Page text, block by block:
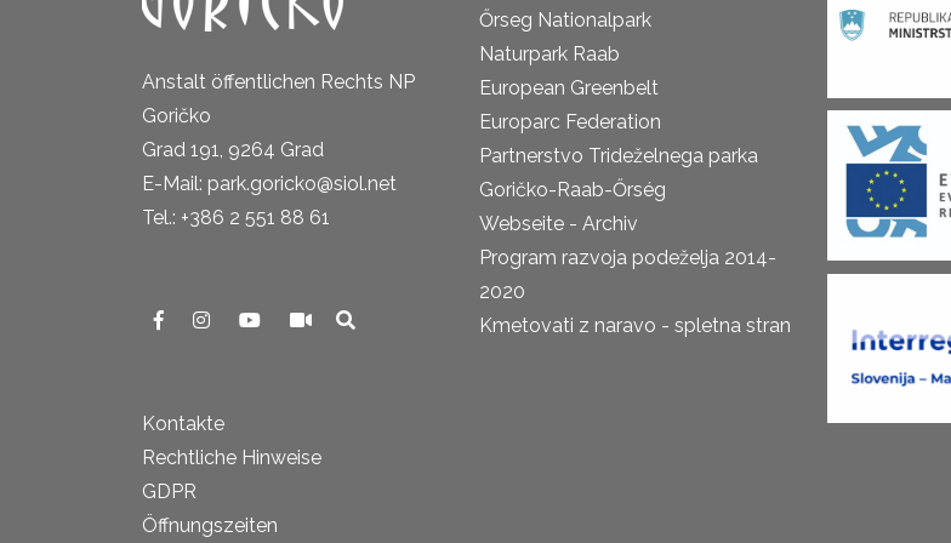
Anstalt öffentlichen Rechts NP
Goričko
Grad 191, 9264 Grad
E-Mail: park.goricko@siol.net
Tel.: +386 2 551 88 61
Kontakte
Rechtliche Hinweise
GDPR
Öffnungszeiten
Őrseg Nationalpark
Naturpark Raab
European Greenbelt
Europarc Federation
Partnerstvo Trideželnega parka
Goričko-Raab-Őrség
Webseite - Archiv
Program razvoja podeželja 2014-
2020
Kmetovati z naravo - spletna stran